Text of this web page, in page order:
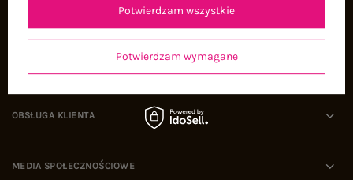
OBSŁUGA KLIENTA
MEDIA SPOŁECZNOŚCIOWE
Potwierdzam wymagane
Potwierdzam wszystkie